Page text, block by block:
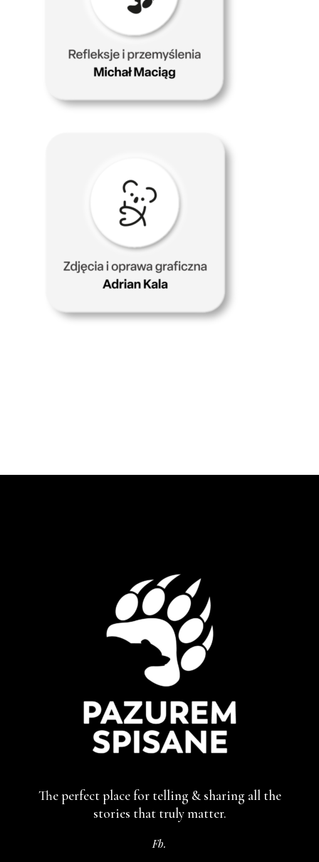
The perfect place for telling & sharing all the
stories that truly matter.
Fb.